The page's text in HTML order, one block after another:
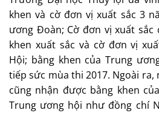
khen và cờ đơn vị xuất sắc 3
ương Đoàn; Cờ đơn vị xuất sắc
khen xuất sắc và cờ đơn vị
Hội; bằng khen của Trung
tiếp sức mùa thi 2017. Ngoài ra,
cũng nhận được bằng khen
Trung ương hội như đồng chí